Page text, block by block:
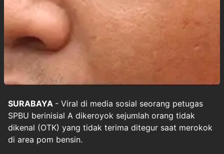
SURABAYA - Viral di media sosial seorang petugas
SPBU berinisial A dikeroyok sejumlah orang tidak
dikenal (OTK) yang tidak terima ditegur saat merokok
di area pom bensin.